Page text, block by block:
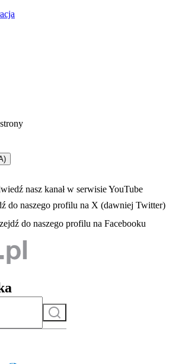
się w nowej karcie
- otwiera się w nowej karcie
nasz kanał w serwisie YouTube
nowej karcie
do naszego profilu na X (dawniej Twitter)
- otwiera się w nowej karcie
do naszego profilu na Facebooku
Szukaj
do serwisu